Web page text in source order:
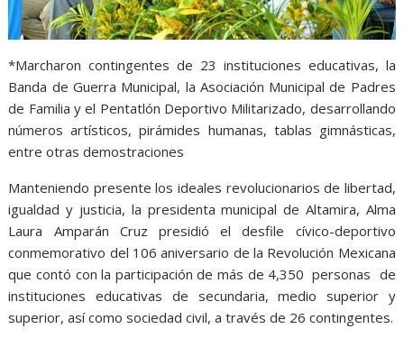
*Marcharon contingentes de 23 instituciones educativas, la
Banda de Guerra Municipal, la Asociación Municipal de Padres
de Familia y el Pentatlón Deportivo Militarizado, desarrollando
números artísticos, pirámides humanas, tablas gimnásticas,
entre otras demostraciones
Manteniendo presente los ideales revolucionarios de libertad,
igualdad y justicia, la presidenta municipal de Altamira, Alma
Laura Amparán Cruz presidió el desfile cívico-deportivo
conmemorativo del 106 aniversario de la Revolución Mexicana
que contó con la participación de más de 4,350 personas de
instituciones educativas de secundaria, medio superior y
superior, así como sociedad civil, a través de 26 contingentes.